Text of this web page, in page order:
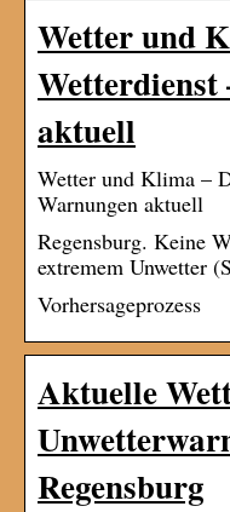
Wetter und
Wetterdienst
aktuell
Wetter und Klima –
Warnungen aktuell
Regensburg. Keine
extremem Unwetter
Vorhersageprozess
Aktuelle
Regensburg